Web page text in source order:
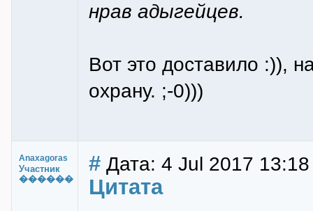
нрав адыгейцев.
Вот это доставило :)),
охрану. ;-0)))
Anaxagoras
Участник
������
# Дата: 4 Jul 2017 13:18
Цитата